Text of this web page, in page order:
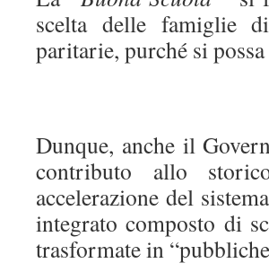
scelta delle famiglie
paritarie, purché si
Dunque, anche il
contributo allo
accelerazione del
integrato composto di
trasformate in